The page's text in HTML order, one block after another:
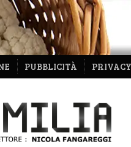
PUBBLICITÀ PRIVACY